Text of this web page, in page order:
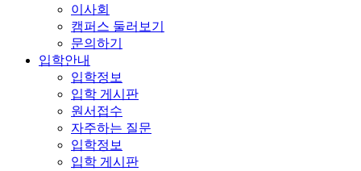
이사회
캠퍼스 둘러보기
문의하기
입학안내
입학정보
입학 게시판
원서접수
자주하는 질문
입학정보
입학 게시판